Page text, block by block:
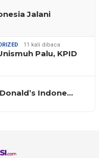
Jalani
11 kali dibaca
Palu, KPID
Indone…